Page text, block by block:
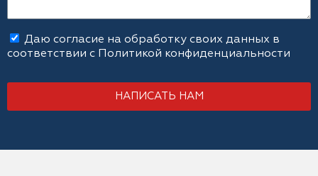
Даю согласие на обработку своих данных в
соответствии с Политикой конфиденциальности
НАПИСАТЬ НАМ